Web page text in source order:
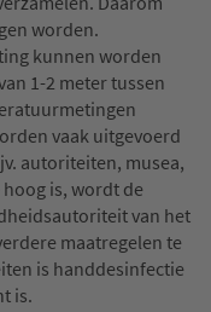
worden.
kunnen worden
1-2 meter tussen
vaak uitgevoerd
autoriteiten, musea,
is, wordt de
van het
maatregelen te
is handdesinfectie
is.